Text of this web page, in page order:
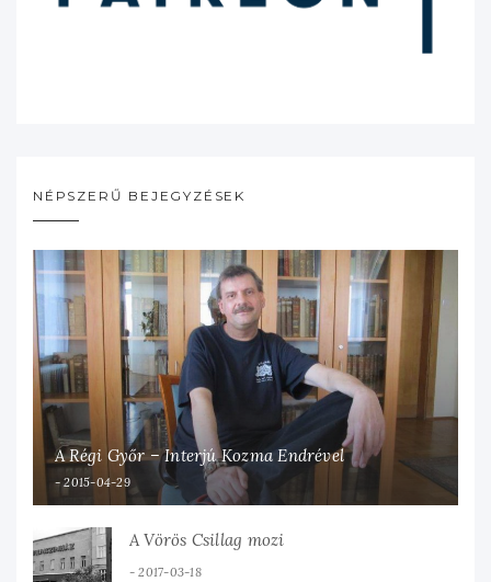
NÉPSZERŰ BEJEGYZÉSEK
A Régi Győr – Interjú Kozma Endrével
2015-04-29
A Vörös Csillag mozi
2017-03-18